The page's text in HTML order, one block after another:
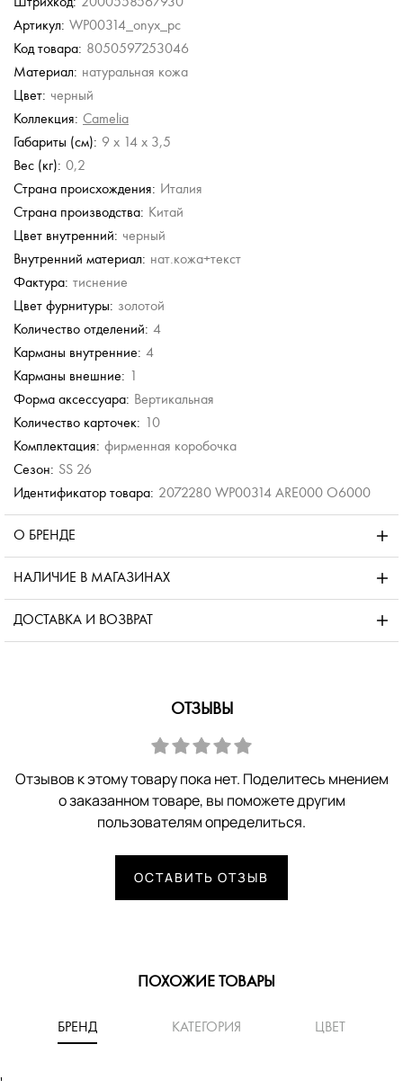
Артикул: WP00314_onyx_pc
Код товара: 8050597253046
Материал: натуральная кожа
Цвет: черный
Коллекция: Camelia
Габариты (см): 9 x 14 x 3,5
Вес (кг): 0,2
Страна происхождения: Италия
Страна производства: Китай
Цвет внутренний: черный
Внутренний материал: нат.кожа+текст
Фактура: тиснение
Цвет фурнитуры: золотой
Количество отделений: 4
Карманы внутренние: 4
Карманы внешние: 1
Форма аксессуара: Вертикальная
Количество карточек: 10
Комплектация: фирменная коробочка
Сезон: SS 26
Идентификатор товара: 2072280 WP00314 ARE000 O6000
О БРЕНДЕ
НАЛИЧИЕ В МАГАЗИНАХ
ДОСТАВКА И ВОЗВРАТ
ОТЗЫВЫ
Отзывов к этому товару пока нет. Поделитесь мнением
о заказанном товаре, вы поможете другим
пользователям определиться.
ОСТАВИТЬ ОТЗЫВ
ПОХОЖИЕ ТОВАРЫ
БРЕНД КАТЕГОРИЯ ЦВЕТ
'